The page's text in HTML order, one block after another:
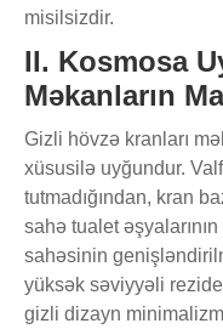
misilsizdir.
II. Kosmosa
Məkanların
Gizli hövzə kranları
xüsusilə uyğundur.
tutmadığından, kran
sahə tualet
sahəsinin
yüksək səviyyəli
gizli dizayn